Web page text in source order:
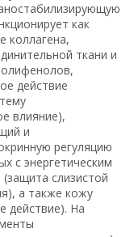
как
коллагена,
ткани и
действие
влияние),
и
регуляцию
с энергетическим
слизистой
а также кожу
действие). На